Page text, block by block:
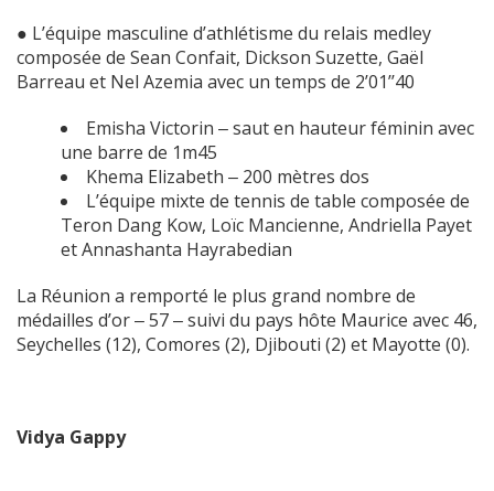
● L’équipe masculine d’athlétisme du relais medley
composée de Sean Confait, Dickson Suzette, Gaël
Barreau et Nel Azemia avec un temps de 2’01’’40
Emisha Victorin ‒ saut en hauteur féminin avec
une barre de 1m45
Khema Elizabeth ‒ 200 mètres dos
L’équipe mixte de tennis de table composée de
Teron Dang Kow, Loïc Mancienne, Andriella Payet
et Annashanta Hayrabedian
La Réunion a remporté le plus grand nombre de
médailles d’or ‒ 57 ‒ suivi du pays hôte Maurice avec 46,
Seychelles (12), Comores (2), Djibouti (2) et Mayotte (0).
Vidya Gappy